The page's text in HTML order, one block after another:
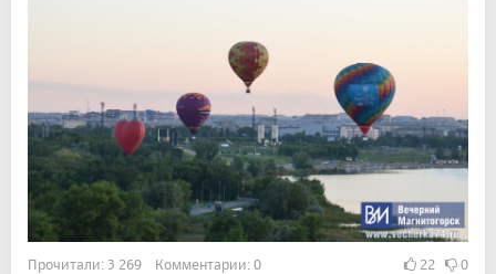
Прочитали: 3 269 Комментарии: 0 22 0